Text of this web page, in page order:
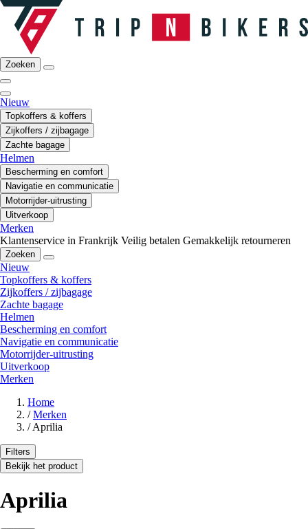
Zoeken
Nieuw
Topkoffers & koffers
Zijkoffers / zijbagage
Zachte bagage
Helmen
Bescherming en comfort
Navigatie en communicatie
Motorrijder-uitrusting
Uitverkoop
Merken
Klantenservice in Frankrijk Veilig betalen Gemakkelijk retourneren
Zoeken
Nieuw
Topkoffers & koffers
Zijkoffers / zijbagage
Zachte bagage
Helmen
Bescherming en comfort
Navigatie en communicatie
Motorrijder-uitrusting
Uitverkoop
Merken
Home
/ Merken
/ Aprilia
Filters
Bekijk het product
Aprilia